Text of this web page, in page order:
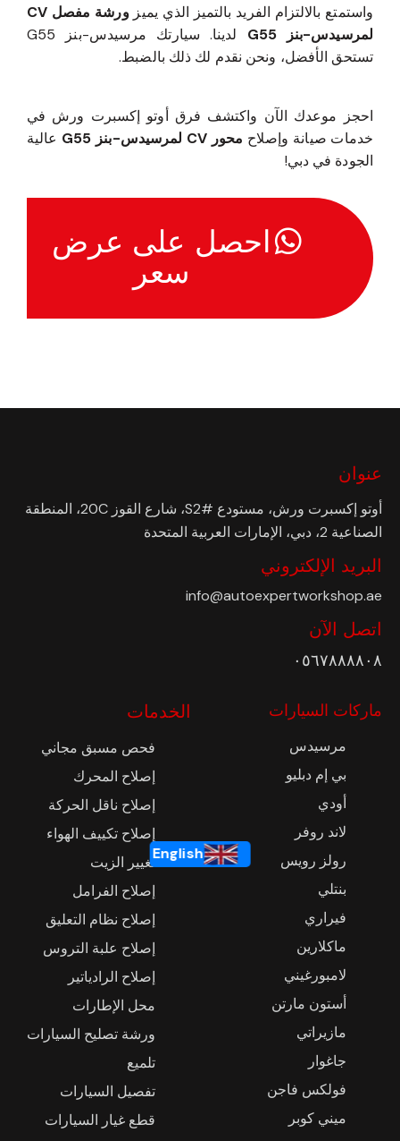
English
واستمتع بالالتزام الفريد بالتميز الذي يميز
ورشة مفصل CV
لمرسيدس-بنز G55
لدينا. سيارتك مرسيدس-بنز G55
تستحق الأفضل، ونحن نقدم لك ذلك بالضبط.
احجز موعدك الآن واكتشف فرق أوتو إكسبرت ورش في
خدمات صيانة وإصلاح محور CV لمرسيدس-بنز G55
عالية
الجودة في دبي!
احصل على عرض
سعر
عنوان
أوتو إكسبرت ورش، مستودع #S2، شارع القوز 20C، المنطقة
الصناعية 2، دبي، الإمارات العربية المتحدة
البريد الإلكتروني
info@autoexpertworkshop.ae
اتصل الآن
٠٥٦٧٨٨٨٨٠٨
ماركات السيارات
مرسيدس
بي إم دبليو
أودي
لاند روفر
رولز رويس
بنتلي
فيراري
ماكلارين
لامبورغيني
أستون مارتن
مازيراتي
جاغوار
فولكس فاجن
ميني كوبر
الخدمات
فحص مسبق مجاني
إصلاح المحرك
إصلاح ناقل الحركة
إصلاح تكييف الهواء
تغيير الزيت
إصلاح الفرامل
إصلاح نظام التعليق
إصلاح علبة التروس
إصلاح الرادياتير
محل الإطارات
ورشة تصليح السيارات
تلميع
تفصيل السيارات
قطع غيار السيارات